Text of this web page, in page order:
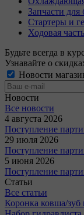
Запчасти
Стартеры и
Ходовая
Будьте всегда в
Узнавайте о
Новости
Новости
Все новости
4 августа 2026
Поступление
29 июля 2026
Поступление
5 июня 2026
Поступление
Статьи
Все статьи
Коронка ковша/зуб